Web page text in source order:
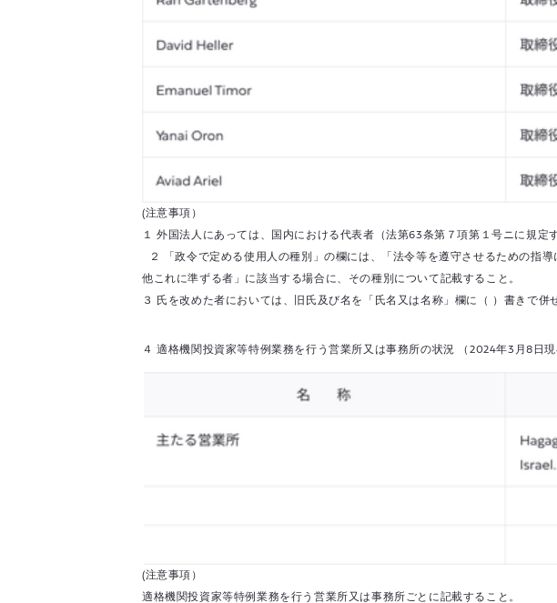
(注意事項）
１ 外国法人にあっては、国内における代表者（法第63条第７項第１号ニに規定
２ 「政令で定める使用人の種別」の欄には、「法令等を遵守させるための指
他これに準ずる者」に該当する場合に、その種別について記載すること。
３ 氏を改めた者においては、旧氏及び名を「氏名又は名称」欄に（ ）書きで併
４ 適格機関投資家等特例業務を行う営業所又は事務所の状況 （2024年3月8日
(注意事項）
適格機関投資家等特例業務を行う営業所又は事務所ごとに記載すること。